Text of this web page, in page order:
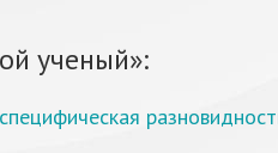
ученый»: